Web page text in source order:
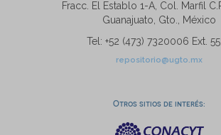
Fracc. El Establo 1-A, Col. Marfil
Guanajuato, Gto., México
Tel: +52 (473) 7320006 Ext.
repositorio@ugto.mx
Otros sitios de interés: